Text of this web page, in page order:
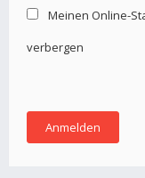
Meinen Online-
verbergen